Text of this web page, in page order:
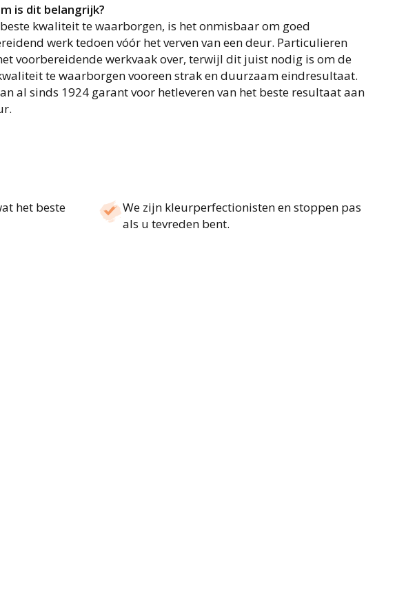
is dit belangrijk?
kwaliteit te waarborgen, is het onmisbaar om goed
werk tedoen vóór het verven van een deur. Particulieren
voorbereidende werkvaak over, terwijl dit juist nodig is om de
te waarborgen vooreen strak en duurzaam eindresultaat.
al sinds 1924 garant voor hetleveren van het beste resultaat aan
het beste
We zijn kleurperfectionisten en stoppen pas
als u tevreden bent.